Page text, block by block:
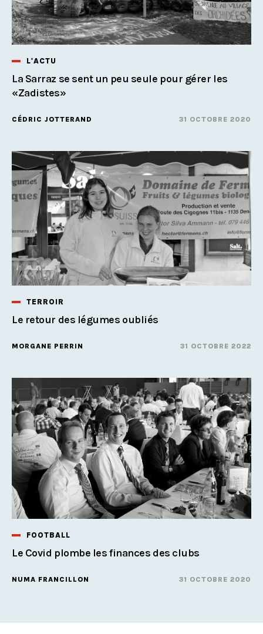
L'ACTU
La Sarraz se sent un peu seule pour gérer les
«Zadistes»
CÉDRIC JOTTERAND 31 OCTOBRE 2020
TERROIR
Le retour des légumes oubliés
MORGANE PERRIN 31 OCTOBRE 2022
FOOTBALL
Le Covid plombe les finances des clubs
NUMA FRANCILLON 31 OCTOBRE 2020